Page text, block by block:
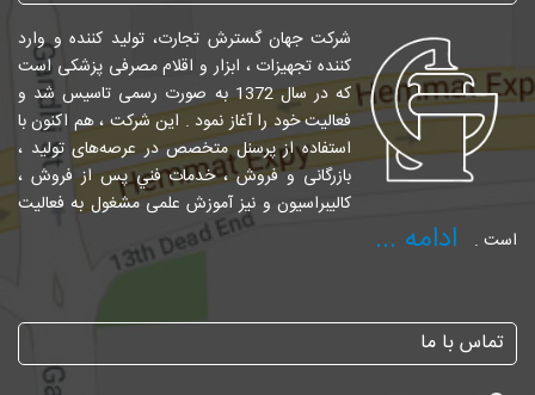
شرکت جهان گسترش تجارت، تولید کننده و وارد
کننده تجهیزات ، ابزار و اقلام مصرفی پزشکی است
که در سال 1372 به صورت رسمی تاسیس شد و
فعالیت خود را آغاز نمود . این شرکت ، هم اکنون با
استفاده از پرسنل متخصص در عرصه‌های تولید ،
بازرگانی و فروش ، خدمات فني پس از فروش ،
کالیبراسیون و نیز آموزش علمی مشغول به فعالیت
است .
ادامه ...
تماس با ما